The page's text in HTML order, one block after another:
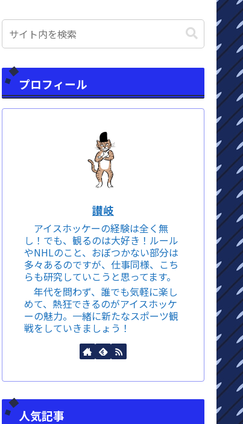
プロフィール
讃岐
アイスホッケーの経験は全く無
し！でも、観るのは大好き！ルール
やNHLのこと、おぼつかない部分は
多々あるのですが、仕事同様、こち
らも研究していこうと思ってます。
年代を問わず、誰でも気軽に楽し
めて、熱狂できるのがアイスホッケ
ーの魅力。一緒に新たなスポーツ観
戦をしていきましょう！
人気記事